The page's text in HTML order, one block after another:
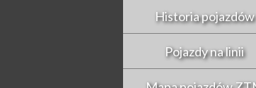
Historia pojazdów
Pojazdy na linii